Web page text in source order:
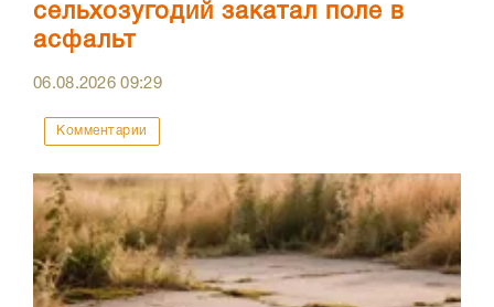
сельхозугодий закатал поле в
асфальт
06.08.202609:29
Комментарии